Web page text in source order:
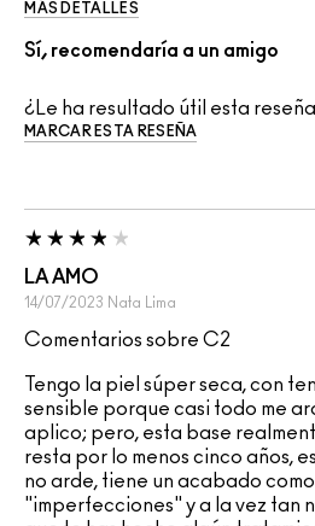
MÁS DETALLES
Sí, recomendaría a un amigo
¿Le ha resultado útil esta
MARCAR ESTA RESEÑA
LA AMO
14/07/2023 Nata Lima
Comentarios sobre C2
Tengo la piel súper seca, con
sensible porque casi todo me
aplico; pero, esta base
resta por lo menos cinco años,
no arde, tiene un acabado
"imperfecciones" y a la vez tan